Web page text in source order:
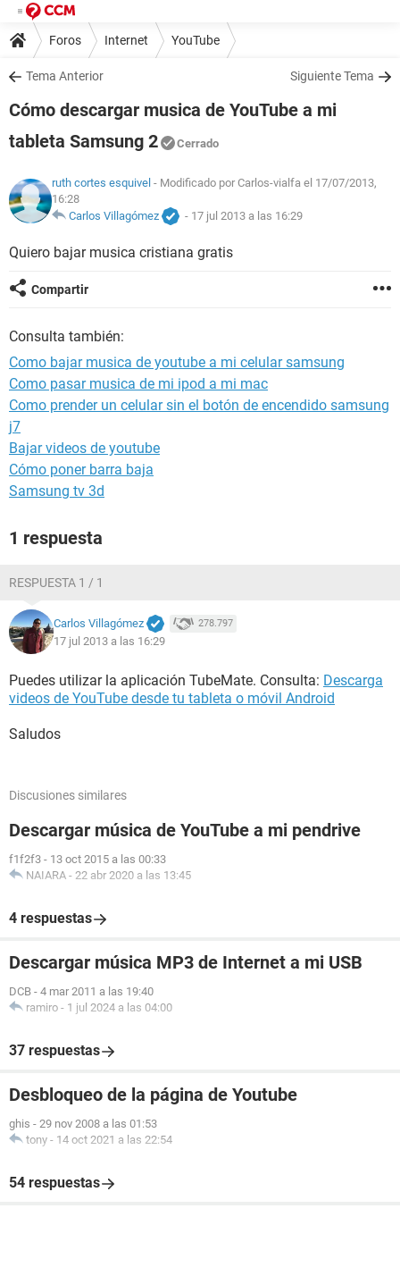
Foros Internet YouTube
Tema Anterior Siguiente Tema
Cómo descargar musica de YouTube a mi
tableta Samsung 2
Cerrado
ruth cortes esquivel - Modificado por Carlos-vialfa el 17/07/2013,
16:28
Carlos Villagómez
- 17 jul 2013 a las 16:29
Quiero bajar musica cristiana gratis
Compartir
Consulta también:
Como bajar musica de youtube a mi celular samsung
Como pasar musica de mi ipod a mi mac
Como prender un celular sin el botón de encendido samsung
j7
Bajar videos de youtube
Cómo poner barra baja
Samsung tv 3d
1 respuesta
RESPUESTA 1 / 1
Carlos Villagómez 278.797
17 jul 2013 a las 16:29
Puedes utilizar la aplicación TubeMate. Consulta: Descarga
videos de YouTube desde tu tableta o móvil Android
Saludos
Discusiones similares
Descargar música de YouTube a mi pendrive
f1f2f3 - 13 oct 2015 a las 00:33
NAIARA - 22 abr 2020 a las 13:45
4 respuestas
Descargar música MP3 de Internet a mi USB
DCB - 4 mar 2011 a las 19:40
ramiro - 1 jul 2024 a las 04:00
37 respuestas
Desbloqueo de la página de Youtube
ghis - 29 nov 2008 a las 01:53
tony - 14 oct 2021 a las 22:54
54 respuestas